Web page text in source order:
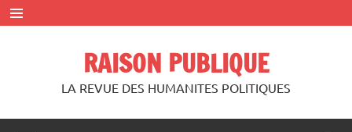
Skip
to
content
RAISON PUBLIQUE
LA REVUE DES HUMANITES POLITIQUES